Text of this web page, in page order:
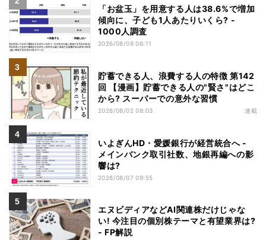
「お盆玉」を用意する人は38.6%で増加
傾向に、子ども1人あたりいくら? -
1000人調査
2026/08/08 06:11
貯蓄できる人、浪費する人の特徴 第142
回 【漫画】貯蓄できる人の"賢さ"はどこ
から? スーパーでの意外な習慣
2026/08/02 08:03 連載
いよぎんHD・愛媛銀行が経営統合へ -
メインバンク取引社数、地銀再編への影
響は?
2026/08/07 09:55
エヌビディアなどAI関連株だけじゃな
い! 今注目の個別株テーマと有望業界は?
- FP解説